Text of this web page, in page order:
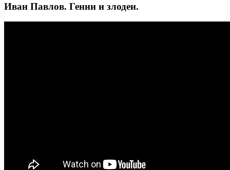
Иван Павлов. Гении и злодеи.